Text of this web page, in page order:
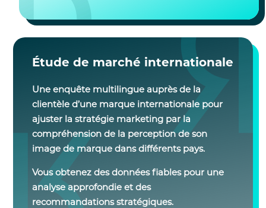
Étude de marché internationale
Une enquête multilingue auprès de la
clientèle d’une marque internationale pour
ajuster la stratégie marketing par la
compréhension de la perception de son
image de marque dans différents pays.
Vous obtenez des données fiables pour une
analyse approfondie et des
recommandations stratégiques.